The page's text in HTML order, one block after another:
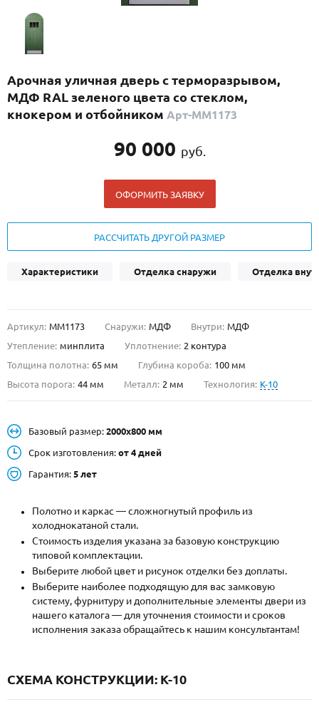
(29)
ПО НАЗНАЧЕНИЮ
ПО КОНСТРУКЦИИ
О НАС
Металлические двери от производителя с доставкой и установкой в
Москве и МО
НАЙТИ:
+7 (495) 411-44-41
INFO@META-M.RU
ЗАПРОСИТЬ РАСЧЕТ
Каталог Распродажа Как купить
Записаться на замер
Арочная уличная дверь с терморазрывом,
МДФ RAL зеленого цвета со стеклом,
кнокером и отбойником Арт-ММ1173
90 000 руб.
ОФОРМИТЬ ЗАЯВКУ
РАССЧИТАТЬ ДРУГОЙ РАЗМЕР
Характеристики Отделка снаружи Отделка
Артикул: ММ1173 Снаружи: МДФ Внутри: МДФ
Утепление: минплита Уплотнение: 2 контура
Толщина полотна: 65 мм Глубина короба: 100 мм
Высота порога: 44 мм Металл: 2 мм Технология: K-10
Базовый размер: 2000х800 мм
Срок изготовления: от 4 дней
Гарантия: 5 лет
Полотно и каркас — сложногнутый профиль из
холоднокатаной стали.
Стоимость изделия указана за базовую конструкцию
типовой комплектации.
Выберите любой цвет и рисунок отделки без доплаты.
Выберите наиболее подходящую для вас замковую
систему, фурнитуру и дополнительные элементы двери из
нашего каталога — для уточнения стоимости и сроков
исполнения заказа обращайтесь к нашим консультантам!
СХЕМА КОНСТРУКЦИИ: K-10